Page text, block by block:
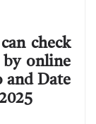
check
online
and Date